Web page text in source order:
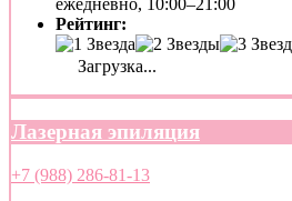
ежедневно, 10:00–21:00
Рейтинг:
Загрузка...
Лазерная эпиляция
+7 (988) 286-81-13